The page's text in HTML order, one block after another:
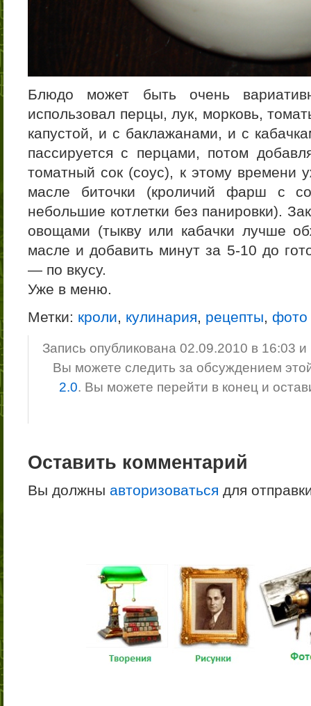
Блюдо может быть очень
использовал перцы, лук, морковь,
капустой, и с баклажанами, и с
пассируется с перцами, потом
томатный сок (соус), к этому времени
масле биточки (кроличий фарш с
небольшие котлетки без панировки).
овощами (тыкву или кабачки лучше
масле и добавить минут за 5-10 до
— по вкусу.
Уже в меню.
Метки: кроли, кулинария, рецепты, фото
Запись опубликована 02.09.2010 в 16:03
Вы можете следить за обсуждением
2.0. Вы можете перейти в конец и
Оставить комментарий
Вы должны авторизоваться для